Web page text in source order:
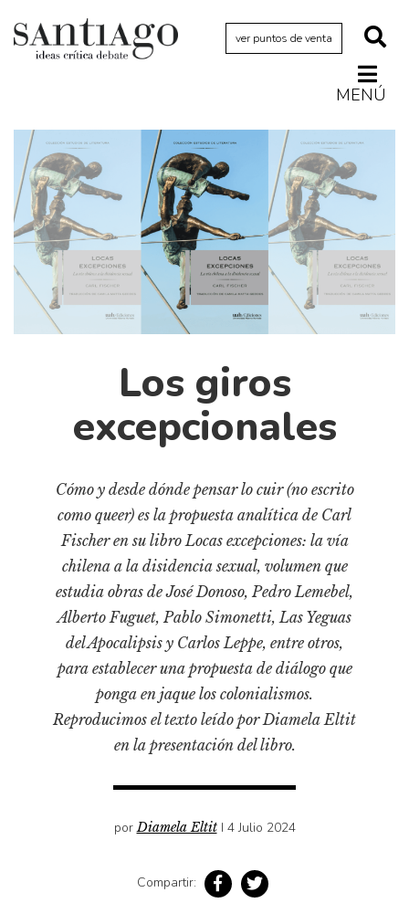
ver puntos de venta
MENÚ
Actualidad
Archivo Cenfoto-UDP
Arquetipos de situación
Artes visuales
Ciencia
Cine y televisión
Ciudad
Diccionario portátil de la literatura chilena
Fragmentos
Gran reserva
Historia material de los libros
Lagunas mentales
Libros usados
Literatura
Pensamiento ilustrado
Personajes secundarios
Los giros
excepcionales
Cómo y desde dónde pensar lo cuir (no escrito
como queer) es la propuesta analítica de Carl
Fischer en su libro Locas excepciones: la vía
chilena a la disidencia sexual, volumen que
estudia obras de José Donoso, Pedro Lemebel,
Alberto Fuguet, Pablo Simonetti, Las Yeguas
del Apocalipsis y Carlos Leppe, entre otros,
para establecer una propuesta de diálogo que
ponga en jaque los colonialismos.
Reproducimos el texto leído por Diamela Eltit
en la presentación del libro.
porDiamela Eltit I 4 Julio 2024
Compartir: